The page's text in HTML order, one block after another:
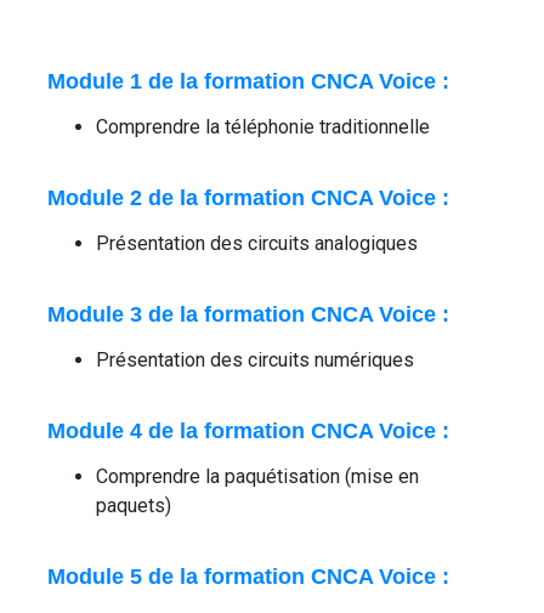
Module 1 de la formation CNCA Voice :
Comprendre la téléphonie traditionnelle
Module 2 de la formation CNCA Voice :
Présentation des circuits analogiques
Module 3 de la formation CNCA Voice :
Présentation des circuits numériques
Module 4 de la formation CNCA Voice :
Comprendre la paquétisation (mise en
paquets)
Module 5 de la formation CNCA Voice :